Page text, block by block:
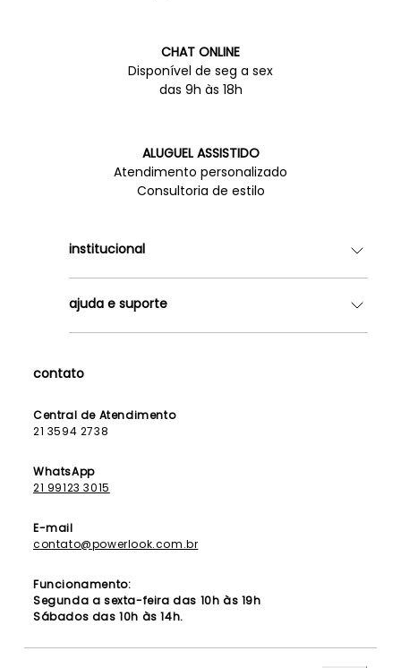
CHAT ONLINE
Disponível de seg a sex
das 9h às 18h
ALUGUEL ASSISTIDO
Atendimento personalizado
Consultoria de estilo
institucional
Lojas
Como Funciona
Lista de Formandas
ajuda e suporte
Política de Privacidade
contato
Central de Atendimento
21 3594 2738
WhatsApp
21 99123 3015
E-mail
contato@powerlook.com.br
Funcionamento:
Segunda a sexta-feira das 10h às 19h
Sábados das 10h às 14h.